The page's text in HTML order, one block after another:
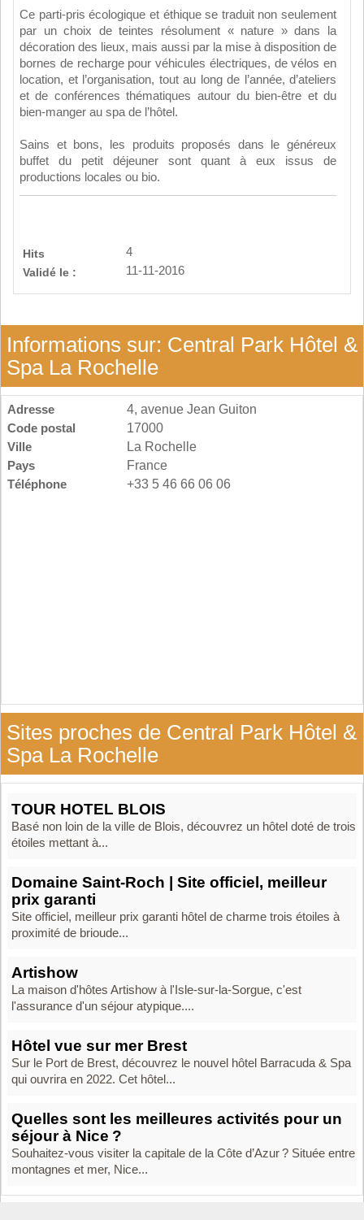
Ce parti-pris écologique et éthique se traduit non seulement
par un choix de teintes résolument « nature » dans la
décoration des lieux, mais aussi par la mise à disposition de
bornes de recharge pour véhicules électriques, de vélos en
location, et l’organisation, tout au long de l’année, d’ateliers
et de conférences thématiques autour du bien-être et du
bien-manger au spa de l’hôtel.
Sains et bons, les produits proposés dans le généreux
buffet du petit déjeuner sont quant à eux issus de
productions locales ou bio.
Hits
4
Validé le :
11-11-2016
Informations sur: Central Park Hôtel &
Spa La Rochelle
Adresse
4, avenue Jean Guiton
Code postal
17000
Ville
La Rochelle
Pays
France
Téléphone
+33 5 46 66 06 06
Sites proches de Central Park Hôtel &
Spa La Rochelle
TOUR HOTEL BLOIS
Basé non loin de la ville de Blois, découvrez un hôtel doté de trois
étoiles mettant à...
Domaine Saint-Roch | Site officiel, meilleur
prix garanti
Site officiel, meilleur prix garanti hôtel de charme trois étoiles à
proximité de brioude...
Artishow
La maison d'hôtes Artishow à l'Isle-sur-la-Sorgue, c'est
l'assurance d'un séjour atypique....
Hôtel vue sur mer Brest
Sur le Port de Brest, découvrez le nouvel hôtel Barracuda & Spa
qui ouvrira en 2022. Cet hôtel...
Quelles sont les meilleures activités pour un
séjour à Nice ?
Souhaitez-vous visiter la capitale de la Côte d’Azur ? Située entre
montagnes et mer, Nice...